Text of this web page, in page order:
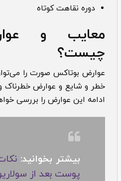
دوره نقاهت کوتاه
معایب و
چیست؟
عوارض بوتاکس صورت را
خطر و شایع و عوارض خطرناک
ادامه این عوارض را بررسی
بیشتر بخوانید:
پوست بعد از